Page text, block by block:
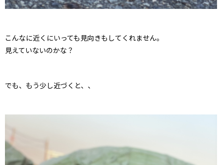
こんなに近くにいっても見向きもしてくれません。
見えていないのかな？
でも、もう少し近づくと、、